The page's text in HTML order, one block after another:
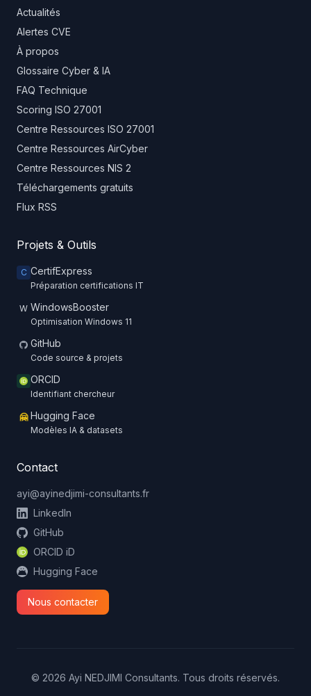
Actualités
Alertes CVE
À propos
Glossaire Cyber & IA
FAQ Technique
Scoring ISO 27001
Centre Ressources ISO 27001
Centre Ressources AirCyber
Centre Ressources NIS 2
Téléchargements gratuits
Flux RSS
Projets & Outils
C CertifExpress
Préparation certifications IT
W WindowsBooster
Optimisation Windows 11
GitHub
Code source & projets
ORCID
Identifiant chercheur
🤗 Hugging Face
Modèles IA & datasets
Contact
ayi@ayinedjimi-consultants.fr
LinkedIn
GitHub
ORCID iD
Hugging Face
Nous contacter
© 2026 Ayi NEDJIMI Consultants. Tous droits réservés.